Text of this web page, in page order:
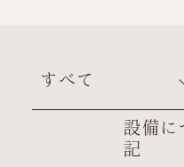
すべて
設備に
記